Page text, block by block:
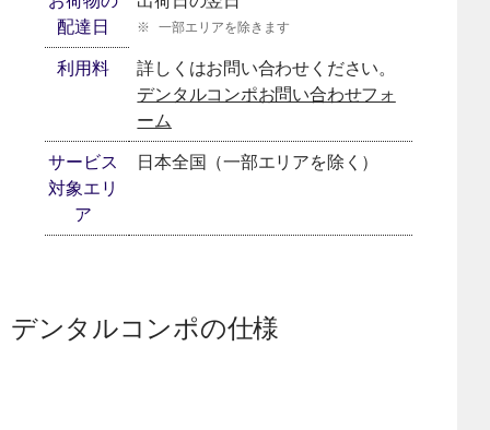
配達日
※ 一部エリアを除きます
利用料
詳しくはお問い合わせください。
デンタルコンポお問い合わせフォ
ーム
サービス
対象エリ
ア
日本全国（一部エリアを除く）
デンタルコンポの仕様